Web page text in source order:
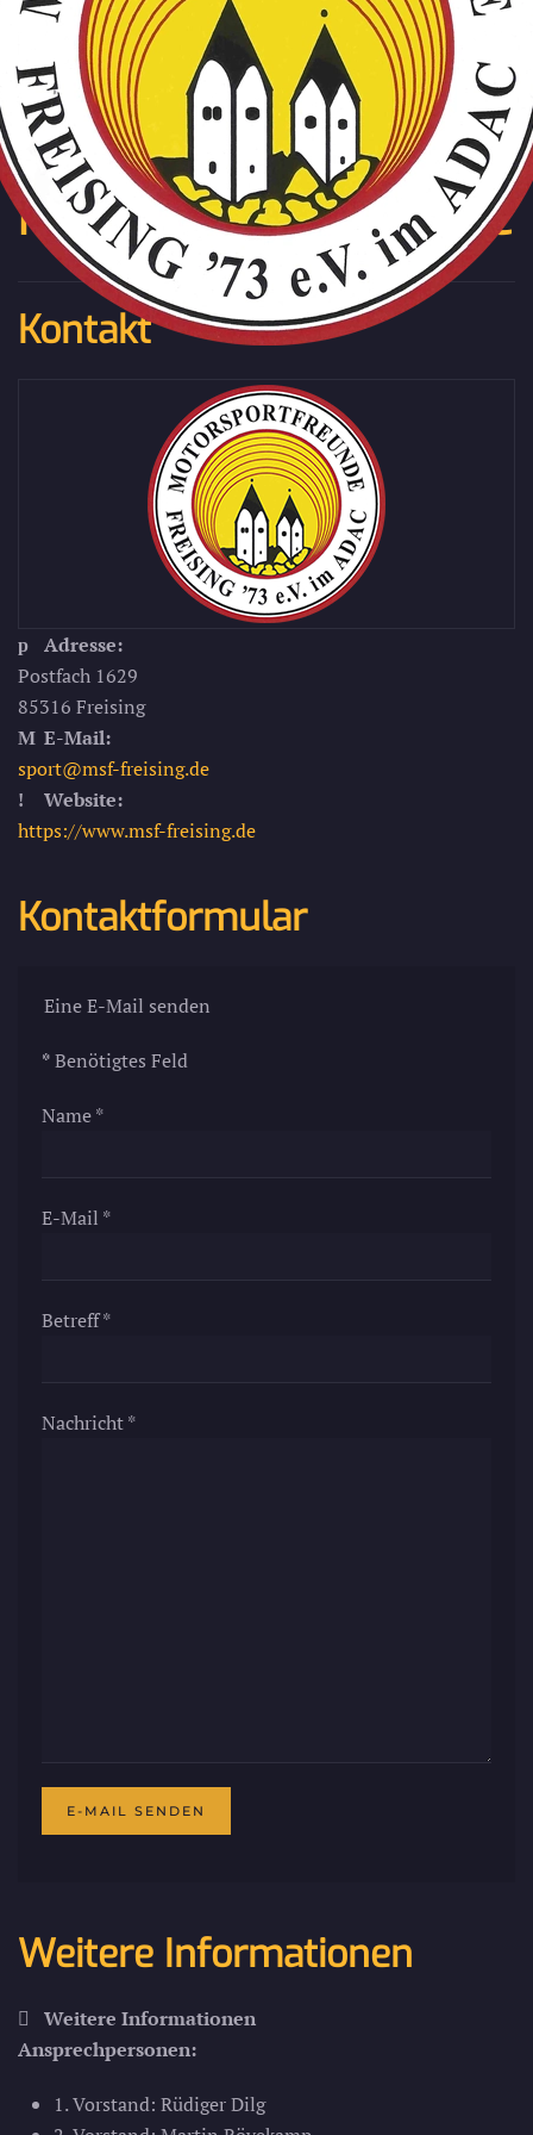
Zum Hauptinhalt springen
Motorsportfreunde
Freising '73 e.V. im ADAC
Kontakt
Adresse:
Postfach 1629
85316 Freising
E-Mail:
sport@msf-freising.de
Website:
https://www.msf-freising.de
Kontaktformular
Eine E-Mail senden
*Benötigtes Feld
Name*
E-Mail *
Betreff*
Nachricht*
E-MAIL SENDEN
Weitere Informationen
Weitere Informationen
Ansprechpersonen:
1. Vorstand: Rüdiger Dilg